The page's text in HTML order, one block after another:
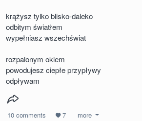
krążysz tylko blisko-daleko
odbitym światłem
wypełniasz wszechświat
rozpalonym okiem
powodujesz ciepłe przypływy
odpływam
10comments 7 more